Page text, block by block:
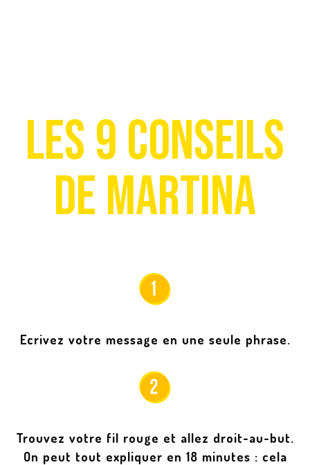
Les 9 conseils
de Martina
Ecrivez votre message en une seule phrase.
Trouvez votre fil rouge et allez droit-au-but.
On peut tout expliquer en 18 minutes : cela